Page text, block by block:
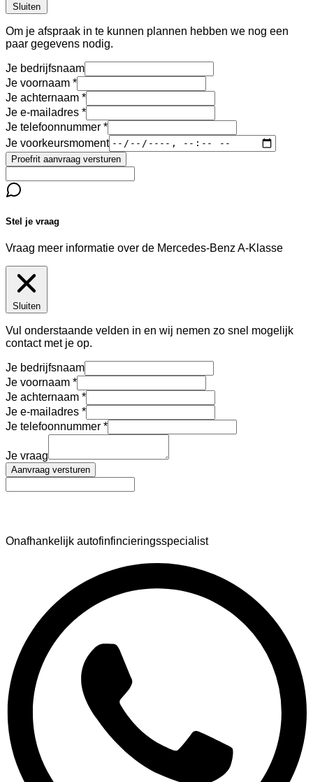
Sluiten
Om je afspraak in te kunnen plannen hebben we nog een
paar gegevens nodig.
Je bedrijfsnaam
Je voornaam
Je achternaam
Je e-mailadres
Je telefoonnummer
Je voorkeursmoment
Proefrit aanvraag versturen
Stel je vraag
Vraag meer informatie over de Mercedes-Benz A-Klasse
Sluiten
Vul onderstaande velden in en wij nemen zo snel mogelijk
contact met je op.
Je bedrijfsnaam
Je voornaam
Je achternaam
Je e-mailadres
Je telefoonnummer
Je vraag
Aanvraag versturen
Onafhankelijk autofinfincieringsspecialist